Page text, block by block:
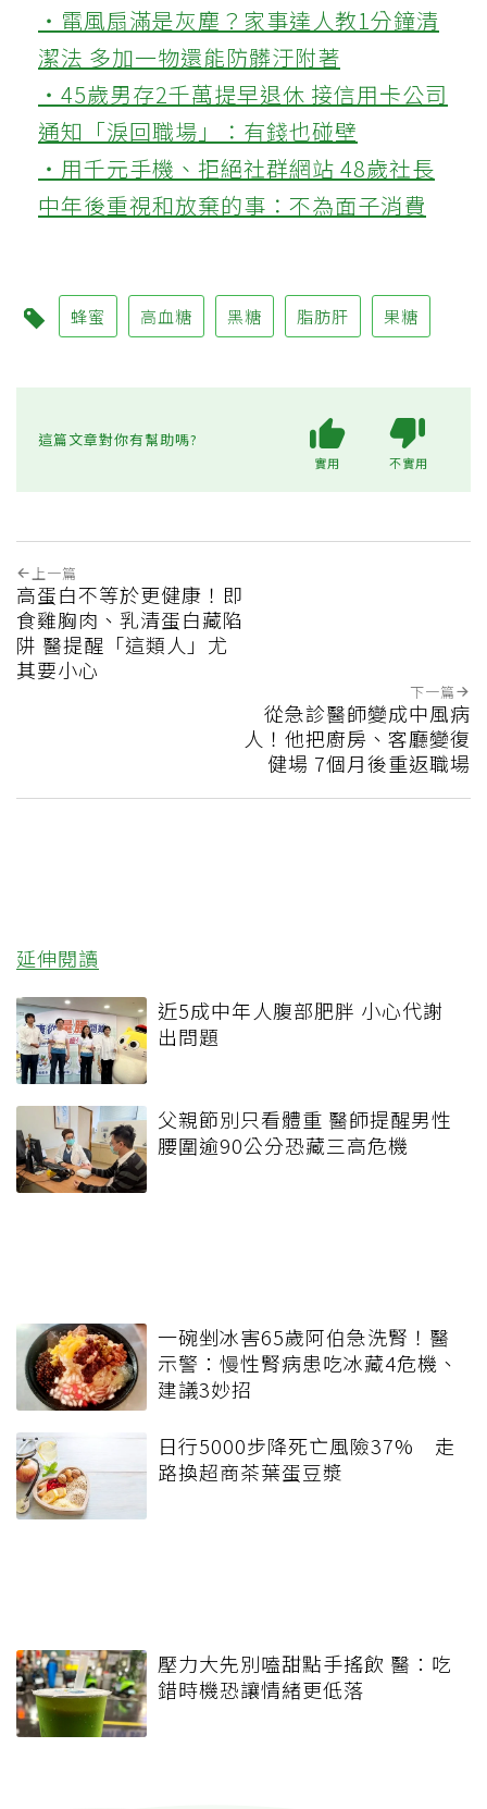
‧電風扇滿是灰塵？家事達人教1分鐘清
潔法 多加一物還能防髒汙附著
‧45歲男存2千萬提早退休 接信用卡公司
通知「淚回職場」：有錢也碰壁
‧用千元手機、拒絕社群網站 48歲社長
中年後重視和放棄的事：不為面子消費
蜂蜜 高血糖 黑糖 脂肪肝 果糖
這篇文章對你有幫助嗎?
實用 不實用
上一篇
高蛋白不等於更健康！即
食雞胸肉、乳清蛋白藏陷
阱 醫提醒「這類人」尤
其要小心
下一篇
從急診醫師變成中風病
人！他把廚房、客廳變復
健場 7個月後重返職場
延伸閱讀
近5成中年人腹部肥胖 小心代謝
出問題
父親節別只看體重 醫師提醒男性
腰圍逾90公分恐藏三高危機
一碗剉冰害65歲阿伯急洗腎！醫
示警：慢性腎病患吃冰藏4危機、
建議3妙招
日行5000步降死亡風險37% 走
路換超商茶葉蛋豆漿
壓力大先別嗑甜點手搖飲 醫：吃
錯時機恐讓情緒更低落